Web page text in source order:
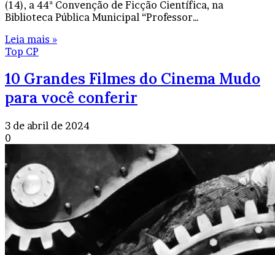
(14), a 44ª Convenção de Ficção Científica, na
Biblioteca Pública Municipal “Professor…
Leia mais »
Top CP
10 Grandes Filmes do Cinema Mudo
para você conferir
3 de abril de 2024
0